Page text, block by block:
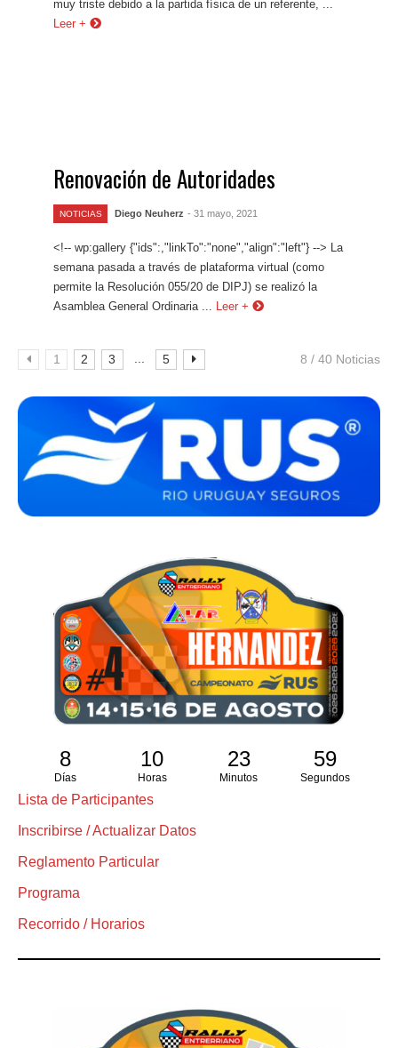
muy triste debido a la partida física de un referente, ...
Leer +
Renovación de Autoridades
NOTICIAS Diego Neuherz - 31 mayo, 2021
<!-- wp:gallery {"ids":,"linkTo":"none","align":"left"} --> La
semana pasada a través de plataforma virtual (como
permite la Resolución 055/20 de DIPJ) se realizó la
Asamblea General Ordinaria ... Leer +
1 2 3 5 8 / 40 Noticias
8
Días
10
Horas
23
Minutos
58
Segundos
Lista de Participantes
Inscribirse / Actualizar Datos
Reglamento Particular
Programa
Recorrido / Horarios